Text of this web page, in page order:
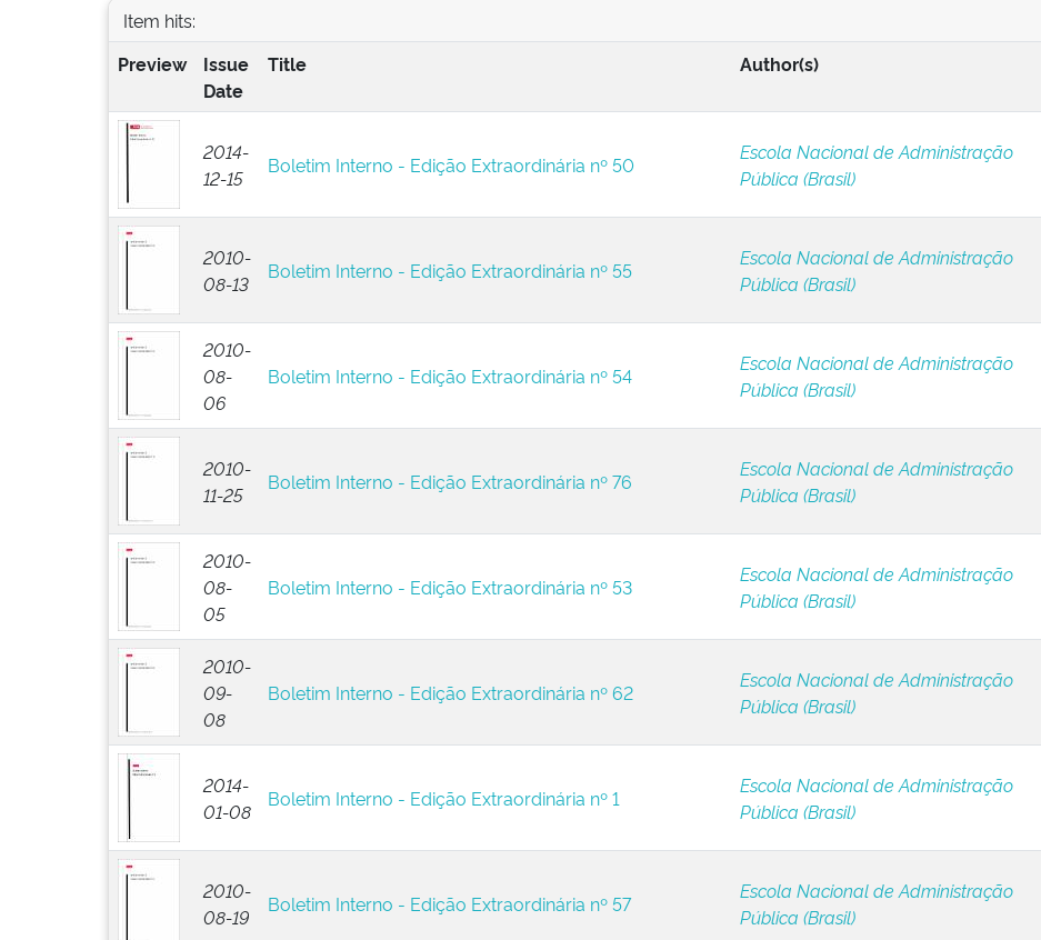
Item hits:
Preview
Issue
Date
Title Author(s)
2014-
12-15
Boletim Interno - Edição Extraordinária nº 50
Escola Nacional de Administração
Pública (Brasil)
2010-
08-13
Boletim Interno - Edição Extraordinária nº 55
Escola Nacional de Administração
Pública (Brasil)
2010-
08-
06
Boletim Interno - Edição Extraordinária nº 54
Escola Nacional de Administração
Pública (Brasil)
2010-
11-25
Boletim Interno - Edição Extraordinária nº 76
Escola Nacional de Administração
Pública (Brasil)
2010-
08-
05
Boletim Interno - Edição Extraordinária nº 53
Escola Nacional de Administração
Pública (Brasil)
2010-
09-
08
Boletim Interno - Edição Extraordinária nº 62
Escola Nacional de Administração
Pública (Brasil)
2014-
01-08
Boletim Interno - Edição Extraordinária nº 1
Escola Nacional de Administração
Pública (Brasil)
2010-
08-19
Boletim Interno - Edição Extraordinária nº 57
Escola Nacional de Administração
Pública (Brasil)